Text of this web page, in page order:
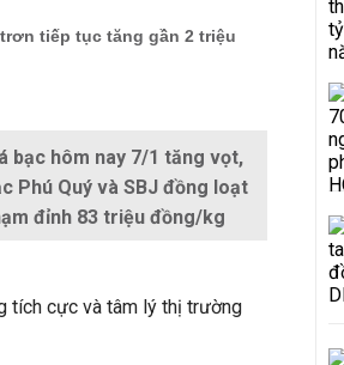
tiếp tục tăng gần 2 triệu
bạc hôm nay 7/1 tăng vọt,
Phú Quý và SBJ đồng loạt
đỉnh 83 triệu đồng/kg
tích cực và tâm lý thị trường